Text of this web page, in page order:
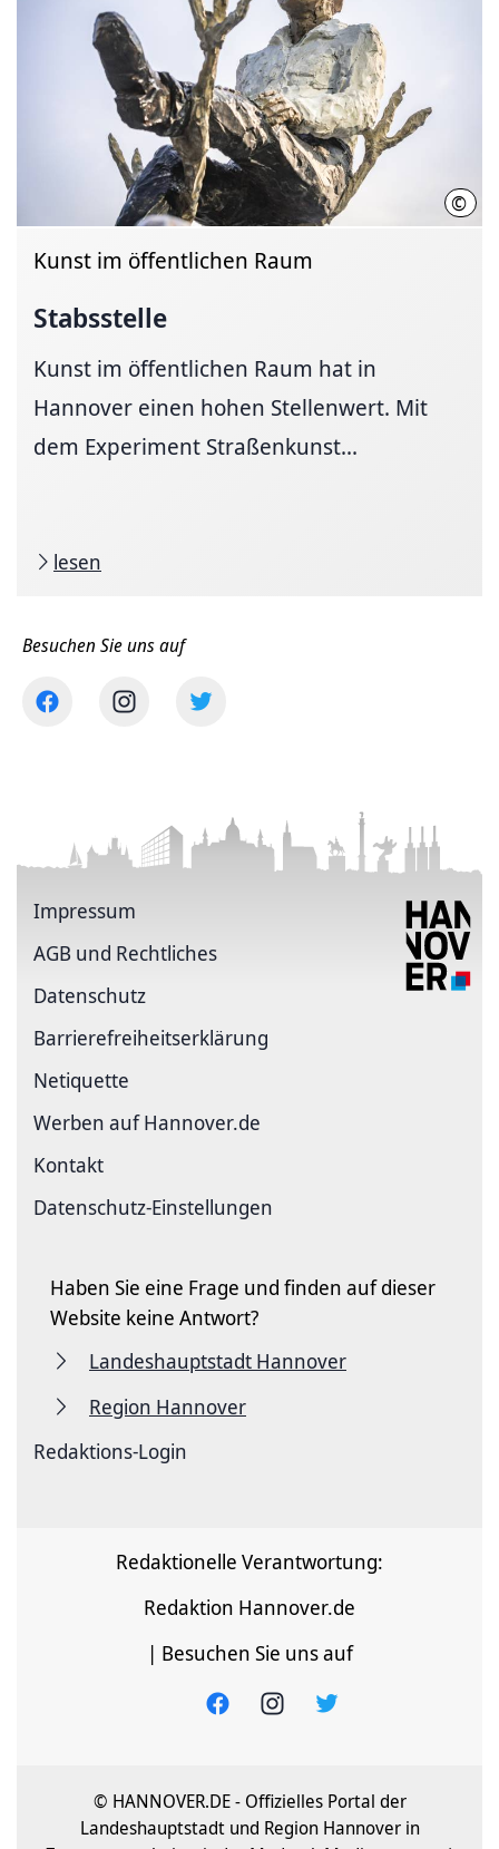
©
Kunst im öffentlichen Raum
Stabsstelle
Kunst im öffentlichen Raum hat in
Hannover einen hohen Stellenwert. Mit
dem Experiment Straßenkunst...
lesen
Besuchen Sie uns auf
Impressum
AGB und Rechtliches
Datenschutz
Barriere­freiheits­erklärung
Netiquette
Werben auf Hannover.de
Kontakt
Datenschutz-Einstellungen
Haben Sie eine Frage und finden auf dieser
Website keine Antwort?
Landeshauptstadt Hannover
Region Hannover
Redaktions-Login
Redaktionelle Verantwortung:
Redaktion Hannover.de
| Besuchen Sie uns auf
© HANNOVER.DE - Offizielles Portal der
Landeshauptstadt und Region Hannover in